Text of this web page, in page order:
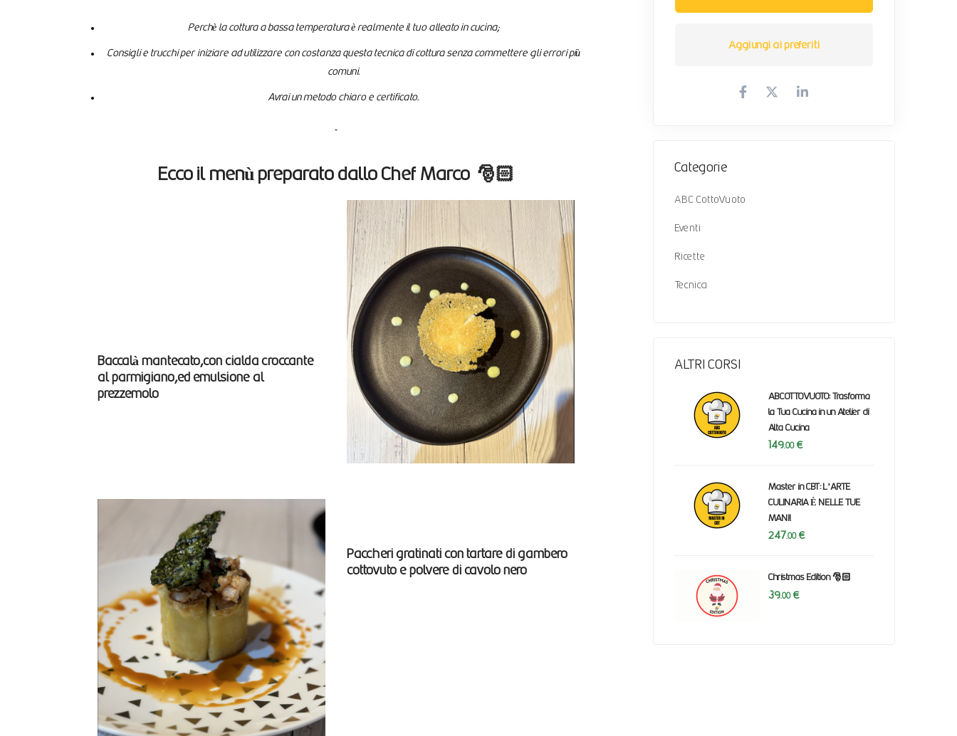
Perchè la cottura a bassa temperatura è realmente il tuo alleato in cucina;
Consigli e trucchi per iniziare ad utilizzare con costanza questa tecnica di cottura senza commettere gli errori più
comuni.
Avrai un metodo chiaro e certificato.
Ecco il menù preparato dallo Chef Marco 🎅🏻
Baccalà mantecato,con cialda croccante
al parmigiano,ed emulsione al
prezzemolo
Paccheri gratinati con tartare di gambero
cottovuto e polvere di cavolo nero
Aggiungi ai preferiti
Categorie
ABC CottoVuoto
Eventi
Ricette
Tecnica
ALTRI CORSI
ABCOTTOVUOTO: Trasforma
la Tua Cucina in un Atelier di
Alta Cucina
149.00 €
Master in CBT: L’ARTE
CULINARIA È NELLE TUE
MANI!
247.00 €
Christmas Edition 🎅🏻
39.00 €